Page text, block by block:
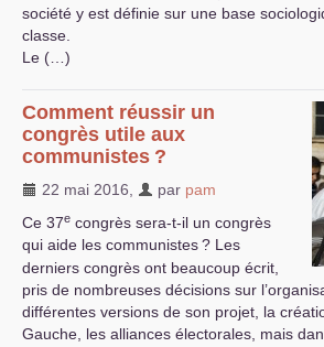
société y est définie sur une base
classe.
Le (…)
Comment réussir un
congrès utile aux
communistes ?
22 mai 2016 par pam
Ce 37e congrès sera-t-il un congrès
qui aide les communistes? Les
derniers congrès ont beaucoup écrit,
pris de nombreuses décisions sur
différentes versions de son projet, la
Gauche, les alliances électorales, mais